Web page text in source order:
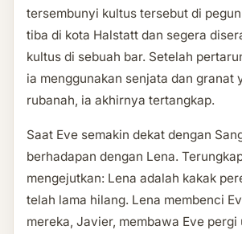
tersembunyi kultus tersebut di
tiba di kota Halstatt dan segera
kultus di sebuah bar. Setelah
ia menggunakan senjata dan granat
rubanah, ia akhirnya tertangkap.
Saat Eve semakin dekat dengan
berhadapan dengan Lena.
mengejutkan: Lena adalah kakak
telah lama hilang. Lena membenci
mereka, Javier, membawa Eve pergi